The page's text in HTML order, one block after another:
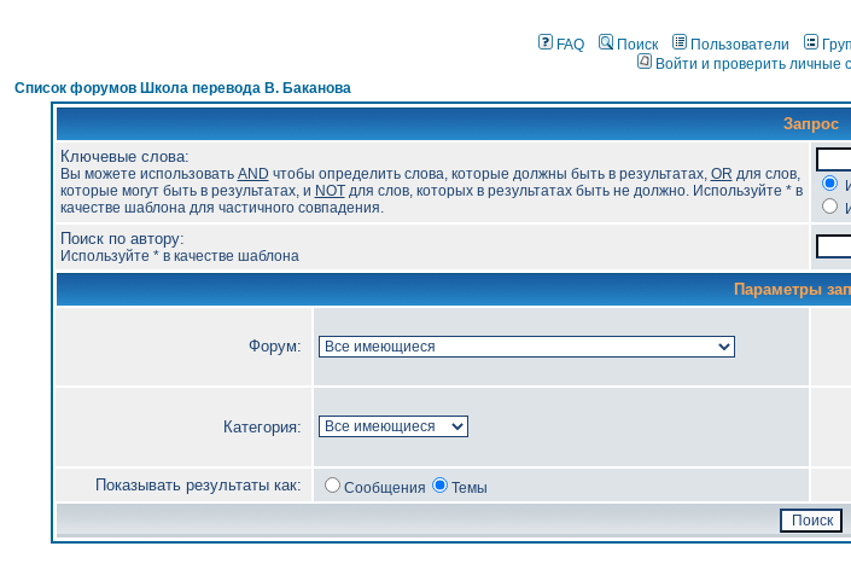
FAQ Поиск Пользователи
Войти и проверить личные
Список форумов Школа перевода В. Баканова
Запрос
Ключевые слова:
Вы можете использовать AND чтобы определить слова, которые должны быть в результатах, OR для слов,
которые могут быть в результатах, и NOTдля слов, которых в результатах быть не должно. Используйте * в
качестве шаблона для частичного совпадения.
Поиск по автору:
Используйте * в качестве шаблона
Параметры
Форум:
Категория:
Показывать результаты как: Сообщения Темы